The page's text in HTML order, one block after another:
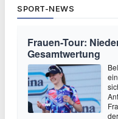
SPORT-NEWS
Frauen-Tour:
Gesamtwertung